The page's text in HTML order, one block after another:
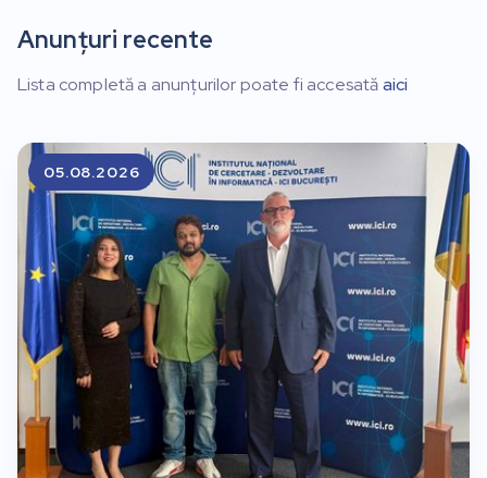
Anunțuri recente
Lista completă a anunțurilor poate fi accesatăaici
05.08.2026